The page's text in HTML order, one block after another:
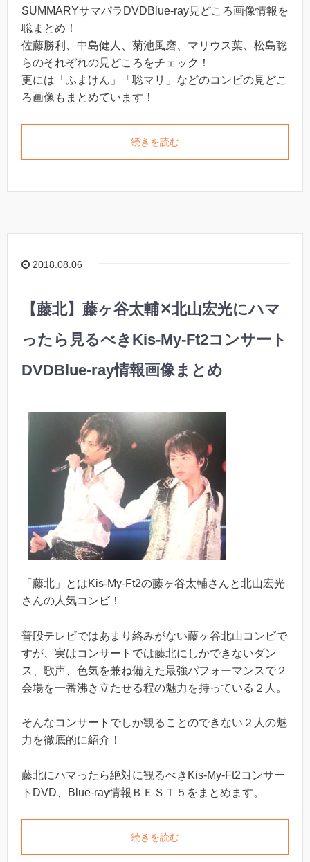
SUMMARYサマパラDVDBlue-ray見どころ画像情報を
聡まとめ！
佐藤勝利、中島健人、菊池風磨、マリウス葉、松島聡
らのそれぞれの見どころをチェック！
更には「ふまけん」「聡マリ」などのコンビの見どこ
ろ画像もまとめています！
続きを読む
2018.08.06
【藤北】藤ヶ谷太輔✕北山宏光にハマ
ったら見るべきKis-My-Ft2コンサート
DVDBlue-ray情報画像まとめ
「藤北」とはKis-My-Ft2の藤ヶ谷太輔さんと北山宏光
さんの人気コンビ！
普段テレビではあまり絡みがない藤ヶ谷北山コンビで
すが、実はコンサートでは藤北にしかできないダン
ス、歌声、色気を兼ね備えた最強パフォーマンスで２
会場を一番沸き立たせる程の魅力を持っている２人。
そんなコンサートでしか観ることのできない２人の魅
力を徹底的に紹介！
藤北にハマったら絶対に観るべきKis-My-Ft2コンサー
トDVD、Blue-ray情報ＢＥＳＴ５をまとめます。
続きを読む